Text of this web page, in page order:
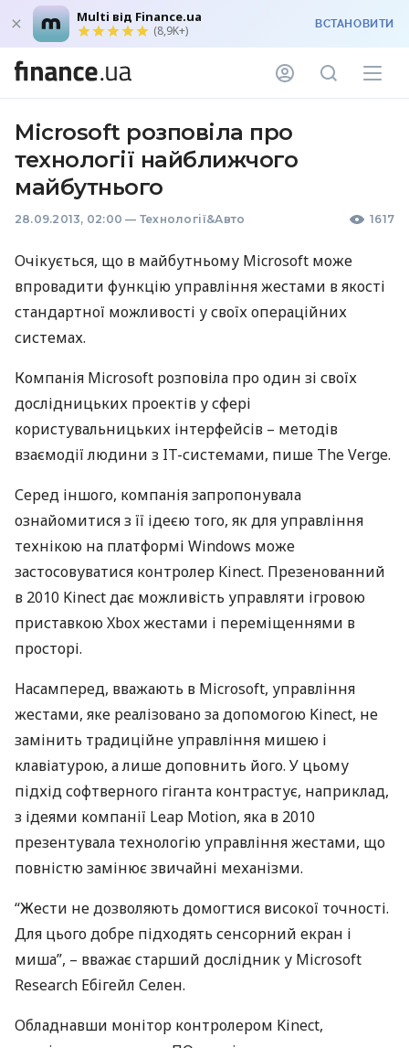
Multi від Finance.ua
(8,9K+) ВСТАНОВИТИ
Microsoft розповіла про
технології найближчого
майбутнього
28.09.2013, 02:00 — Технології&Авто 1617
Очікується, що в майбутньому Microsoft може
впровадити функцію управління жестами в якості
стандартної можливості у своїх операційних
системах.
Компанія Microsoft розповіла про один зі своїх
дослідницьких проектів у сфері
користувальницьких інтерфейсів – методів
взаємодії людини з IT-системами, пише The Verge.
Серед іншого, компанія запропонувала
ознайомитися з її ідеєю того, як для управління
технікою на платформі Windows може
застосовуватися контролер Kinect. Презенованний
в 2010 Kinect дає можливість управляти ігровою
приставкою Xbox жестами і переміщеннями в
просторі.
Насамперед, вважають в Microsoft, управління
жестами, яке реалізовано за допомогою Kinect, не
замінить традиційне управління мишею і
клавіатурою, а лише доповнить його. У цьому
підхід софтверного гіганта контрастує, наприклад,
з ідеями компанії Leap Motion, яка в 2010
презентувала технологію управління жестами, що
повністю замінює звичайні механізми.
“Жести не дозволяють домогтися високої точності.
Для цього добре підходять сенсорний екран і
миша”, – вважає старший дослідник у Microsoft
Research Ебігейл Селен.
Обладнавши монітор контролером Kinect,